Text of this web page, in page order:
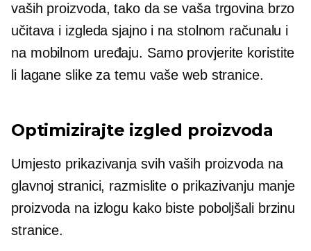
vaših proizvoda, tako da se vaša trgovina brzo
učitava i izgleda sjajno i na stolnom računalu i
na mobilnom uređaju. Samo provjerite koristite
li lagane slike za temu vaše web stranice.
Optimizirajte izgled proizvoda
Umjesto prikazivanja svih vaših proizvoda na
glavnoj stranici, razmislite o prikazivanju manje
proizvoda na izlogu kako biste poboljšali brzinu
stranice.